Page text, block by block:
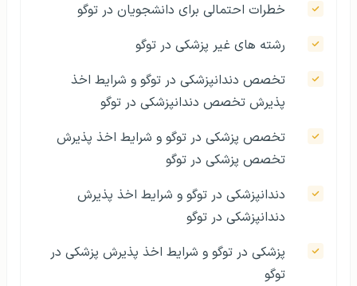
خطرات احتمالی برای دانشجویان در توگو
رشته های غیر پزشکی در توگو
تخصص دندانپزشکی در توگو و شرایط اخذ
پذیرش تخصص دندانپزشکی در توگو
تخصص پزشکی در توگو و شرایط اخذ پذیرش
تخصص پزشکی در توگو
دندانپزشکی در توگو و شرایط اخذ پذیرش
دندانپزشکی در توگو
پزشکی در توگو و شرایط اخذ پذیرش پزشکی در
توگو